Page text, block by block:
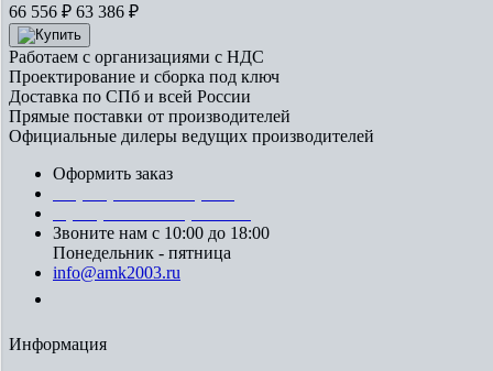
66 556 ₽ 63 386 ₽
Работаем с организациями с НДС
Проектирование и сборка под ключ
Доставка по СПб и всей России
Прямые поставки от производителей
Официальные дилеры ведущих производителей
Оформить заказ
Звоните нам с 10:00 до 18:00
Понедельник - пятница
info@amk2003.ru
Информация